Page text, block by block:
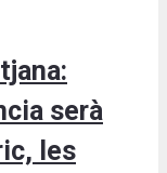
serà
les